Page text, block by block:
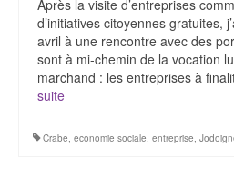
Après la visite d’entreprises
d’initiatives citoyennes gratuites,
avril à une rencontre avec des
sont à mi-chemin de la vocation
marchand : les entreprises à
suite­­
Crabe, economie sociale, entreprise,